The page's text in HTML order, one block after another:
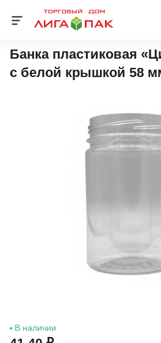
ПЭТ бутылки
Банка пластиковая
с белой крышкой 58
В наличии